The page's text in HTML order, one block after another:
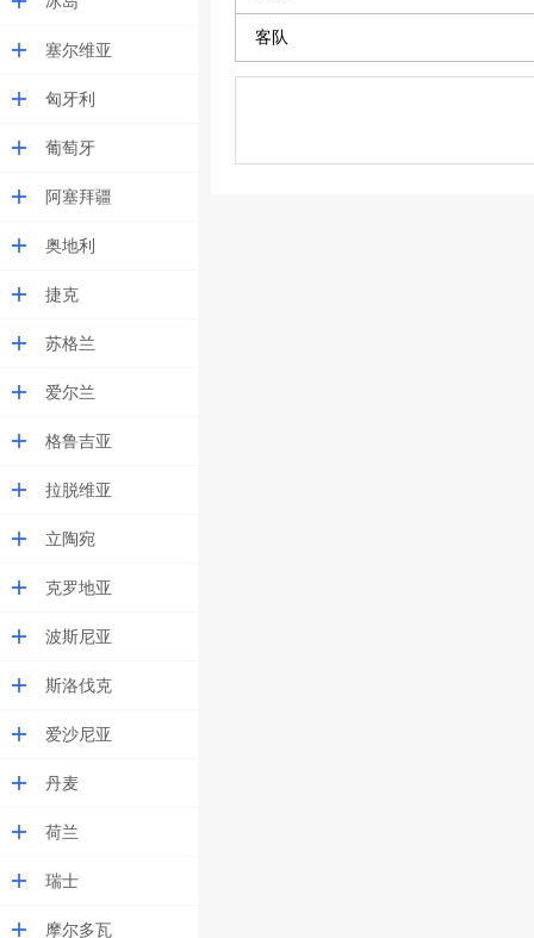
塞尔维亚
匈牙利
葡萄牙
阿塞拜疆
奥地利
捷克
苏格兰
爱尔兰
格鲁吉亚
拉脱维亚
立陶宛
克罗地亚
波斯尼亚
斯洛伐克
爱沙尼亚
丹麦
荷兰
瑞士
摩尔多瓦
客队